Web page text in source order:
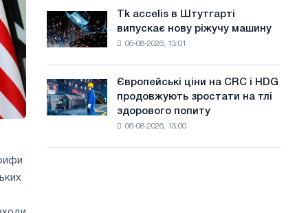
Вітчизняної
війни
незважаючи
на
уповільнення
зростання
цін
Tk
accelis
в
нову
ріжучу
Tk accelis в Штутгарті
випускає нову ріжучу машину
06-08-2026, 13:01
Європейські
ціни
на
Європейські ціни на CRC і HDG
продовжують зростати на тлі
здорового попиту
06-08-2026, 13:00